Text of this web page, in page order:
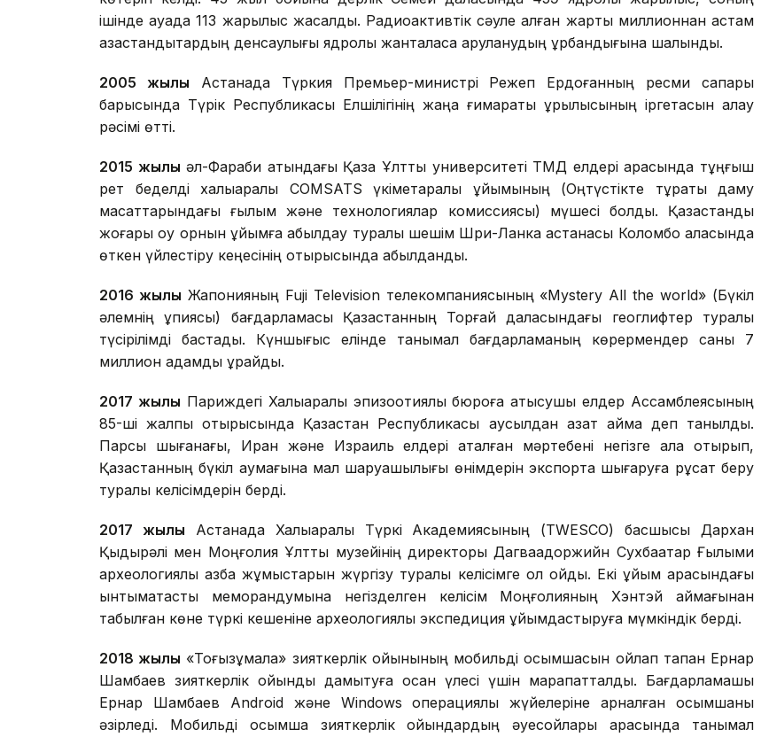
ішінде ауада 113 жарылыс жасалды. Радиоактивтік сәуле алған жарты миллионнан астам
қазақстандықтардың денсаулығы ядролық жанталаса қаруланудың құрбандығына шалынды.
2005 жылы Астанада Түркия Премьер-министрі Режеп Ердоғанның ресми сапары
барысында Түрік Республикасы Елшілігінің жаңа ғимараты құрылысының іргетасын қалау
рәсімі өтті.
2015 жылы әл-Фараби атындағы Қазақ Ұлттық университеті ТМД елдері арасында тұңғыш
рет беделді халықаралық COMSATS үкіметаралық ұйымының (Оңтүстікте тұрақты даму
мақсаттарындағы ғылым және технологиялар комиссиясы) мүшесі болды. Қазақстандық
жоғары оқу орнын ұйымға қабылдау туралы шешім Шри-Ланка астанасы Коломбо қаласында
өткен үйлестіру кеңесінің отырысында қабылданды.
2016 жылы Жапонияның Fuji Television телекомпаниясының «Mystery All the world» (Бүкіл
әлемнің құпиясы) бағдарламасы Қазақстанның Торғай даласындағы геоглифтер туралы
түсірілімді бастады. Күншығыс елінде танымал бағдарламаның көрермендер саны 7
миллион адамды құрайды.
2017 жылы Париждегі Халықаралық эпизоотиялық бюроға қатысушы елдер Ассамблеясының
85-ші жалпы отырысында Қазақстан Республикасы аусылдан азат аймақ деп танылды.
Парсы шығанағы, Иран және Израиль елдері аталған мәртебені негізге ала отырып,
Қазақстанның бүкіл аумағына мал шаруашылығы өнімдерін экспортқа шығаруға рұқсат беру
туралы келісімдерін берді.
2017 жылы Астанада Халықаралық Түркі Академиясының (TWESCO) басшысы Дархан
Қыдырәлі мен Моңғолия Ұлттық музейінің директоры Дагваадоржийн Сухбаатар Ғылыми
археологиялық қазба жұмыстарын жүргізу туралы келісімге қол қойды. Екі ұйым арасындағы
ынтымақтастық меморандумына негізделген келісім Моңғолияның Хэнтэй аймағынан
табылған көне түркі кешеніне археологиялық экспедиция ұйымдастыруға мүмкіндік берді.
2018 жылы «Тоғызқұмалақ» зияткерлік ойынының мобильді қосымшасын ойлап тапқан Ернар
Шамбаев зияткерлік ойынды дамытуға қосқан үлесі үшін марапатталды. Бағдарламашы
Ернар Шамбаев Android және Windows операциялық жүйелеріне арналған қосымшаны
әзірледі. Мобильді қосымша зияткерлік ойындардың әуесқойлары арасында танымал